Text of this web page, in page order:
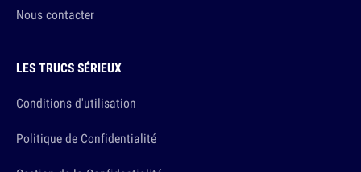
Nous contacter
LES TRUCS SÉRIEUX
Conditions d'utilisation
Politique de Confidentialité